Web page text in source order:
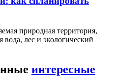
природная территория,
лес и экологический
интересные